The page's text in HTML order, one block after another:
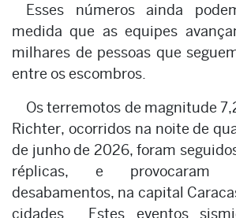
Esses números ainda
medida que as equipes
milhares de pessoas que
entre os escombros.
Os terremotos de magnitude
Richter, ocorridos na noite de
de junho de 2026, foram
réplicas, e provocaram
desabamentos, na capital
cidades. Estes eventos